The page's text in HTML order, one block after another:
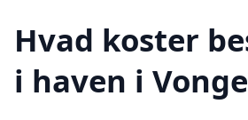
Hvad koster
i haven i